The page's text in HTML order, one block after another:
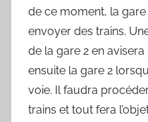
de ce moment, la
envoyer des trains.
de la gare 2 en avisera
ensuite la gare 2
voie. Il faudra
trains et tout fera